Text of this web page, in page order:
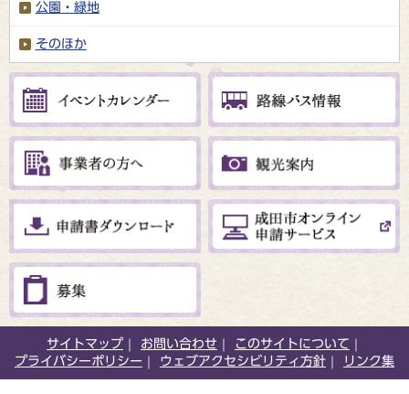
公園・緑地
そのほか
サイトマップ お問い合わせ
このサイトについて
プライバシーポリシー
ウェブアクセシビリティ方針 リンク集